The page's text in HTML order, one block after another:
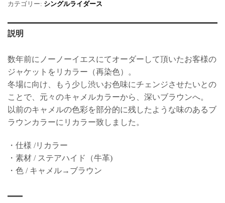
カテゴリー: シングルライダース
説明
数年前にノーノーイエスにてオーダーして頂いたお客様の
ジャケットをリカラー（再染色）。
冬場に向け、もう少し渋いお色味にチェンジさせたいとの
ことで、元々のキャメルカラーから、深いブラウンへ。
以前のキャメルの色彩を部分的に残したような味のあるブ
ラウンカラーにリカラー致しました。
・仕様 /リカラー
・素材 / ステアハイド（牛革)
・色 / キャメル→ブラウン